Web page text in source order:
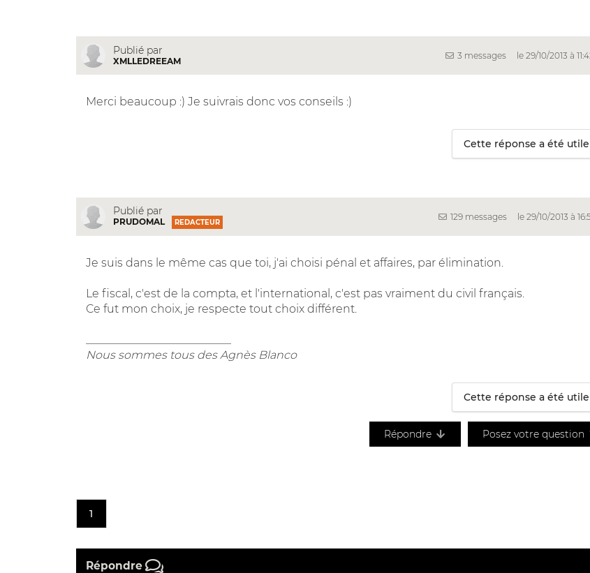
Publié par
XMLLEDREEAM
3 messages le 29/10/2013 à
Merci beaucoup :) Je suivrais donc vos conseils :)
Cette réponse a été utile
Publié par
PRUDOMAL REDACTEUR
129 messages le 29/10/2013 à
Je suis dans le même cas que toi, j'ai choisi pénal et affaires, par élimination.
Le fiscal, c'est de la compta, et l'international, c'est pas vraiment du civil français.
Ce fut mon choix, je respecte tout choix différent.
Nous sommes tous des Agnès Blanco
Cette réponse a été utile
Répondre Posez votre question
1
Répondre